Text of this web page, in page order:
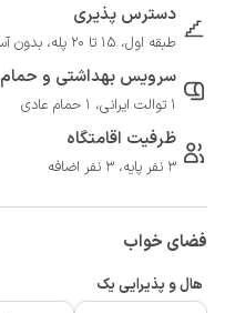
دسترس پذیری
طبقه اول، 15 تا 20 پله، بدون آسانسور
سرویس بهداشتی و حمام
1 توالت ایرانی، 1 حمام عادی
ظرفیت اقامتگاه
3 نفر پایه، 3 نفر اضافه
فضای خواب
هال و پذیرایی یک